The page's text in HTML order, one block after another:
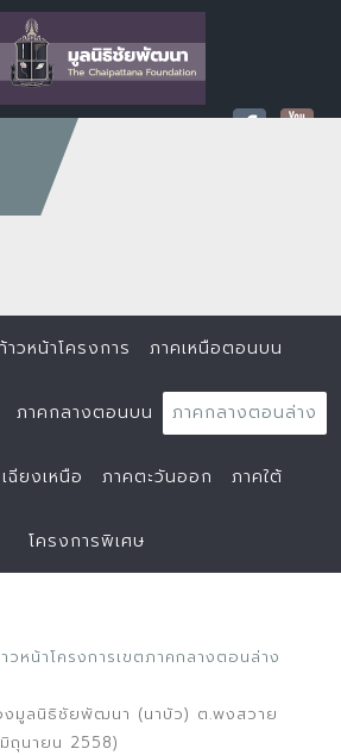
วหน้าโครงการ ภาคเหนือตอนบน
ภาคกลางตอนบน ภาคกลางตอนล่าง
ฉียงเหนือ ภาคตะวันออก ภาคใต้
โครงการพิเศษ
วหน้าโครงการเขตภาคกลางตอนล่าง
มูลนิธิชัยพัฒนา (นาบัว) ต.พงสวาย
ถุนายน 2558)